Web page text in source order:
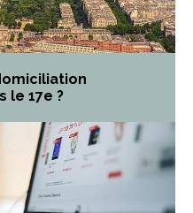
le 17e ?